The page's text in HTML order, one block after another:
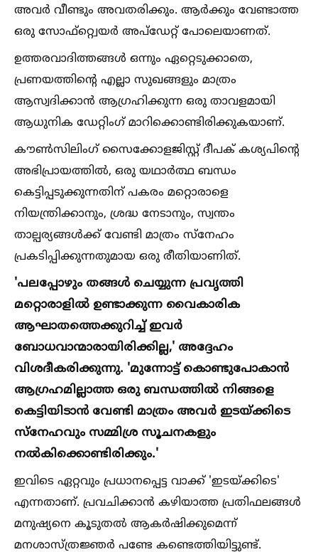
അവര്‍ വീണ്ടും അവതരിക്കും. ആര്‍ക്കും വേണ്ടാത്ത
ഒരു സോഫ്റ്റ്വെയര്‍ അപ്ഡേറ്റ് പോലെയാണത്.
ഉത്തരവാദിത്തങ്ങള്‍ ഒന്നും ഏറ്റെടുക്കാതെ,
പ്രണയത്തിന്റെ എല്ലാ സുഖങ്ങളും മാത്രം
ആസ്വദിക്കാന്‍ ആഗ്രഹിക്കുന്ന ഒരു താവളമായി
ആധുനിക ഡേറ്റിംഗ് മാറിക്കൊണ്ടിരിക്കുകയാണ്.
കൗണ്‍സിലിംഗ് സൈക്കോളജിസ്റ്റ് ദീപക് കശ്യപിന്റെ
അഭിപ്രായത്തില്‍, ഒരു യഥാര്‍ത്ഥ ബന്ധം
കെട്ടിപ്പടുക്കുന്നതിന് പകരം മറ്റൊരാളെ
നിയന്ത്രിക്കാനും, ശ്രദ്ധ നേടാനും, സ്വന്തം
താല്പര്യങ്ങള്‍ക്ക് വേണ്ടി മാത്രം സ്‌നേഹം
പ്രകടിപ്പിക്കുന്നതുമായ ഒരു രീതിയാണിത്.
'പലപ്പോഴും തങ്ങള്‍ ചെയ്യുന്ന പ്രവൃത്തി
മറ്റൊരാളില്‍ ഉണ്ടാക്കുന്ന വൈകാരിക
ആഘാതത്തെക്കുറിച്ച്‌ ഇവര്‍
ബോധവാന്മാരായിരിക്കില്ല,' അദ്ദേഹം
വിശദീകരിക്കുന്നു. 'മുന്നോട്ട് കൊണ്ടുപോകാന്‍
ആഗ്രഹമില്ലാത്ത ഒരു ബന്ധത്തില്‍ നിങ്ങളെ
കെട്ടിയിടാന്‍ വേണ്ടി മാത്രം അവര്‍ ഇടയ്ക്കിടെ
സ്‌നേഹവും സമ്മിശ്ര സൂചനകളും
നല്‍കിക്കൊണ്ടിരിക്കും.'
ഇവിടെ ഏറ്റവും പ്രധാനപ്പെട്ട വാക്ക് 'ഇടയ്ക്കിടെ'
എന്നതാണ്. പ്രവചിക്കാന്‍ കഴിയാത്ത പ്രതിഫലങ്ങള്‍
മനുഷ്യനെ കൂടുതല്‍ ആകര്‍ഷിക്കുമെന്ന്
മനശാസ്ത്രജ്ഞര്‍ പണ്ടേ കണ്ടെത്തിയിട്ടുണ്ട്.